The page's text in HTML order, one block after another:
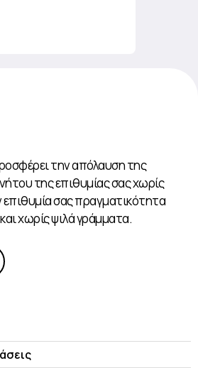
την απόλαυση της
της επιθυμίας σας χωρίς
σας πραγματικότητα
χωρίς ψιλά γράμματα.